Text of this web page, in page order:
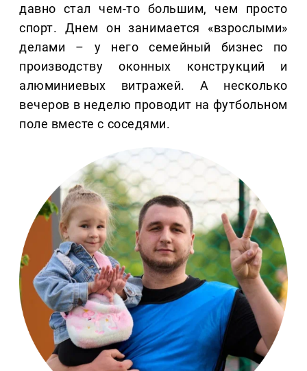
давно стал чем-то большим, чем просто
спорт. Днем он занимается «взрослыми»
делами – у него семейный бизнес по
производству оконных конструкций и
алюминиевых витражей. А несколько
вечеров в неделю проводит на футбольном
поле вместе с соседями.